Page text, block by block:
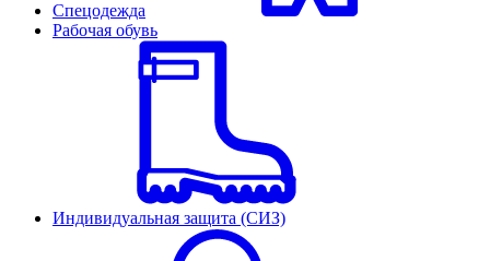
Спецодежда
Рабочая обувь
Индивидуальная защита (СИЗ)